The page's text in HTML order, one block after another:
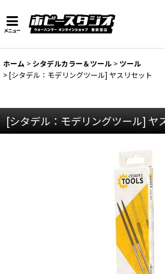
メニュー
ホーム > シタデルカラー＆ツール > ツール
>[シタデル：モデリングツール] ヤスリセット
[シタデル：モデリングツール] ヤ